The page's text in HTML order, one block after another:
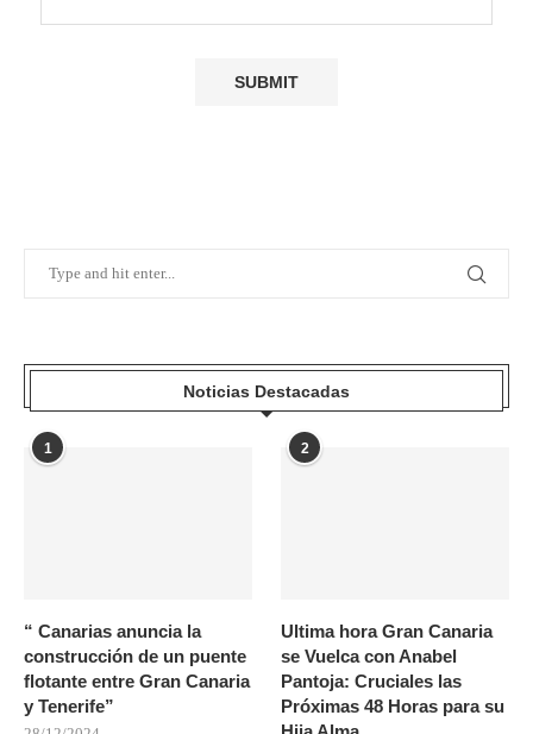
Noticias Destacadas
1
“ Canarias anuncia la
construcción de un puente
flotante entre Gran Canaria
y Tenerife”
2
Ultima hora Gran Canaria
se Vuelca con Anabel
Pantoja: Cruciales las
Próximas 48 Horas para su